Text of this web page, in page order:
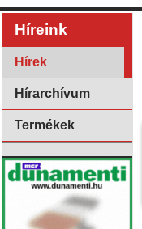
Híreink
Hírek
Hírarchívum
Termékek